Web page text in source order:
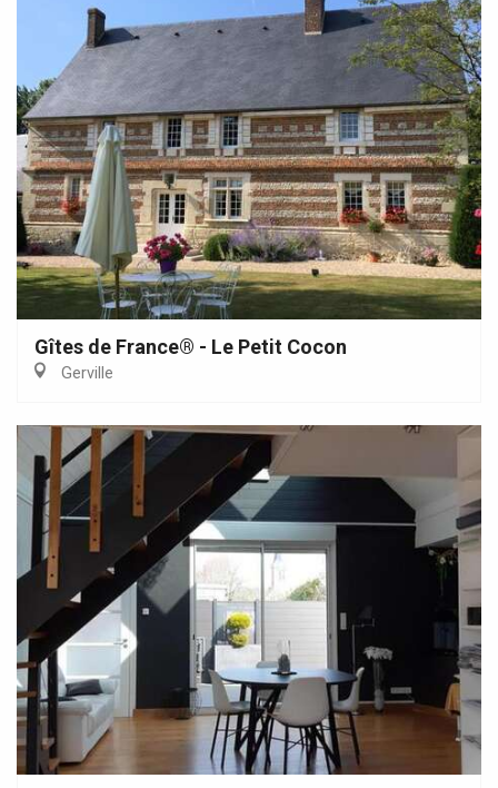
Gîtes de France® - Le Petit Cocon
Gerville